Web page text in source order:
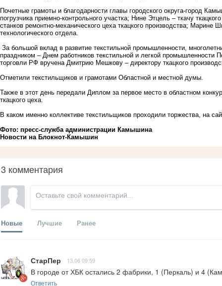
Почетные грамоты и благодарности главы городского округа-город
погрузчика приемно-контрольного участка; Нине Этцель – ткачу
станков ремонтно-механического цеха ткацкого производства; Марине
технологического отдела.
За большой вклад в развитие текстильной промышленности,
праздником – Днем работников текстильной и легкой промышленности
торговли РФ вручена Дмитрию Мешкову – директору ткацкого
Отметили текстильщиков и грамотами Областной и местной думы.
Также в этот день передали Диплом за первое место в областном
ткацкого цеха.
В каком именно коллективе текстильщиков проходили торжества, на
Фото: пресс-служба администрации Камышина
Новости на Блoкнoт-Камышин
3 комментария
Новые Лучшие Ранее
СтарПер 13.06 09:59
В городе от ХБК остались 2 фабрики, 1 (Перкаль) и 4
Ответить